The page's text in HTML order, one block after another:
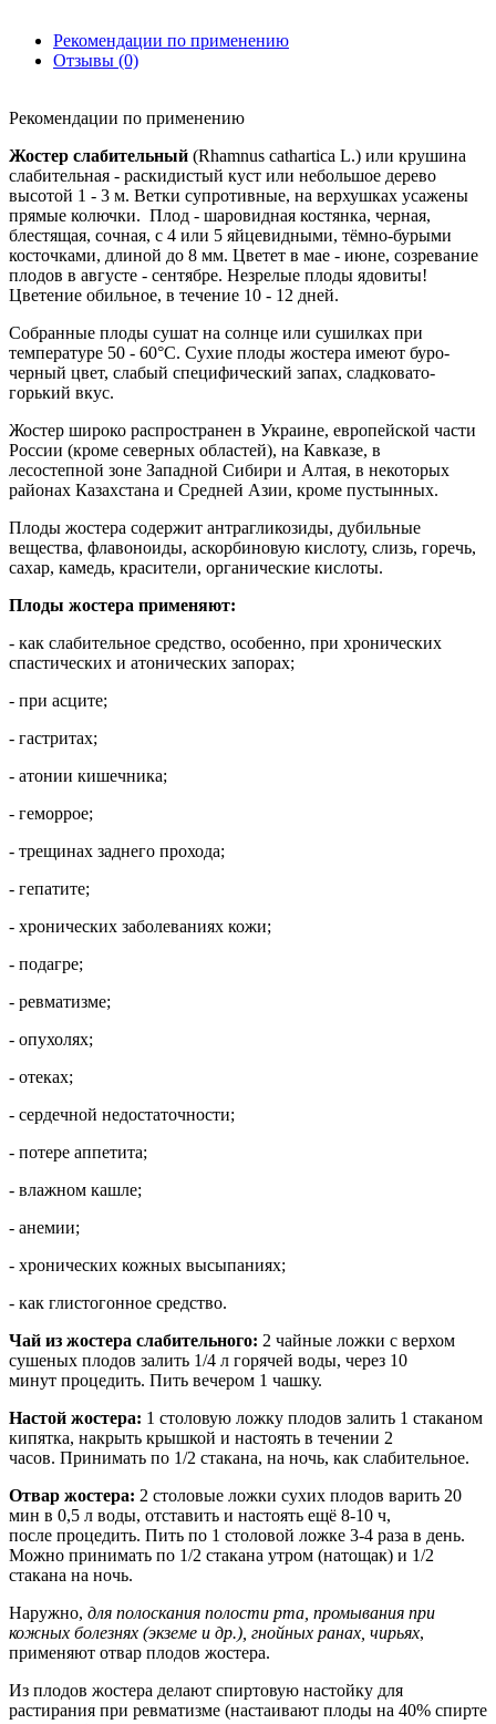
Рекомендации по применению
Отзывы (0)
Рекомендации по применению
Жостер слабительный (Rhamnus cathartica L.) или крушина
слабительная - раскидистый куст или небольшое дерево
высотой 1 - 3 м. Ветки супротивные, на верхушках усажены
прямые колючки. Плод - шаровидная костянка, черная,
блестящая, сочная, с 4 или 5 яйцевидными, тёмно-бурыми
косточками, длиной до 8 мм. Цветет в мае - июне, созревание
плодов в августе - сентябре. Незрелые плоды ядовиты!
Цветение обильное, в течение 10 - 12 дней.
Собранные плоды сушат на солнце или сушилках при
температуре 50 - 60°C. Сухие плоды жостера имеют буро-
черный цвет, слабый специфический запах, сладковато-
горький вкус.
Жостер широко распространен в Украине, европейской части
России (кроме северных областей), на Кавказе, в
лесостепной зоне Западной Сибири и Алтая, в некоторых
районах Казахстана и Средней Азии, кроме пустынных.
Плоды жостера содержит антрагликозиды, дубильные
вещества, флавоноиды, аскорбиновую кислоту, слизь, горечь,
сахар, камедь, красители, органические кислоты.
Плоды жостера применяют:
- как слабительное средство, особенно, при хронических
спастических и атонических запорах;
- при асците;
- гастритах;
- атонии кишечника;
- геморрое;
- трещинах заднего прохода;
- гепатите;
- хронических заболеваниях кожи;
- подагре;
- ревматизме;
- опухолях;
- отеках;
- сердечной недостаточности;
- потере аппетита;
- влажном кашле;
- анемии;
- хронических кожных высыпаниях;
- как глистогонное средство.
Чай из жостера слабительного: 2 чайные ложки с верхом
сушеных плодов залить 1/4 л горячей воды, через 10
минут процедить. Пить вечером 1 чашку.
Настой жостера: 1 столовую ложку плодов залить 1 стаканом
кипятка, накрыть крышкой и настоять в течении 2
часов. Принимать по 1/2 стакана, на ночь, как слабительное.
Отвар жостера: 2 столовые ложки сухих плодов варить 20
мин в 0,5 л воды, отставить и настоять ещё 8-10 ч,
после процедить. Пить по 1 столовой ложке 3-4 раза в день.
Можно принимать по 1/2 стакана утром (натощак) и 1/2
стакана на ночь.
Наружно, для полоскания полости рта, промывания при
кожных болезнях (экземе и др.), гнойных ранах, чирьях,
применяют отвар плодов жостера.
Из плодов жостера делают спиртовую настойку для
растирания при ревматизме (настаивают плоды на 40% спирте